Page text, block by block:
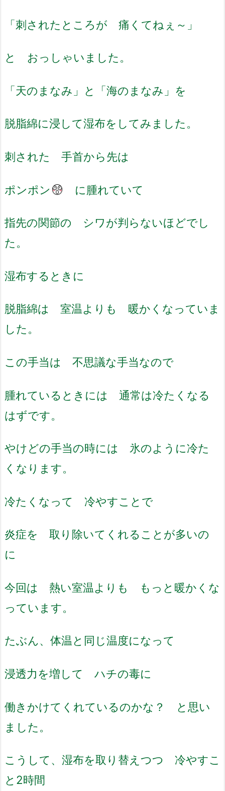
「刺されたところが 痛くてねぇ～」
と おっしゃいました。
「天のまなみ」と「海のまなみ」を
脱脂綿に浸して湿布をしてみました。
刺された 手首から先は
ポンポン に腫れていて
指先の関節の シワが判らないほどでし
た。
湿布するときに
脱脂綿は 室温よりも 暖かくなっていま
した。
この手当は 不思議な手当なので
腫れているときには 通常は冷たくなる
はずです。
やけどの手当の時には 氷のように冷た
くなります。
冷たくなって 冷やすことで
炎症を 取り除いてくれることが多いの
に
今回は 熱い室温よりも もっと暖かくな
っています。
たぶん、体温と同じ温度になって
浸透力を増して ハチの毒に
働きかけてくれているのかな？ と思い
ました。
こうして、湿布を取り替えつつ 冷やすこ
と2時間